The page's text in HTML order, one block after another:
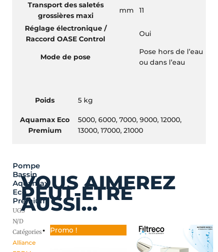
Transport des saletés
grossières maxi
mm 11
Réglage électronique /
Raccord OASE Control
Oui
Mode de pose
Pose hors de l’eau
ou dans l’eau
Poids 5 kg
Aquamax Eco
Premium
5000, 6000, 7000, 9000, 12000,
13000, 17000, 21000
Pompe
Bassin
Aquamax
Eco
Premium
UGS
N/D
Catégories
Alliance
VOUS AIMEREZ
PEUT-ÊTRE
AUSSI…
Promo !
de
prix :
369,00 €
produit
a
plusieurs
options
peuvent